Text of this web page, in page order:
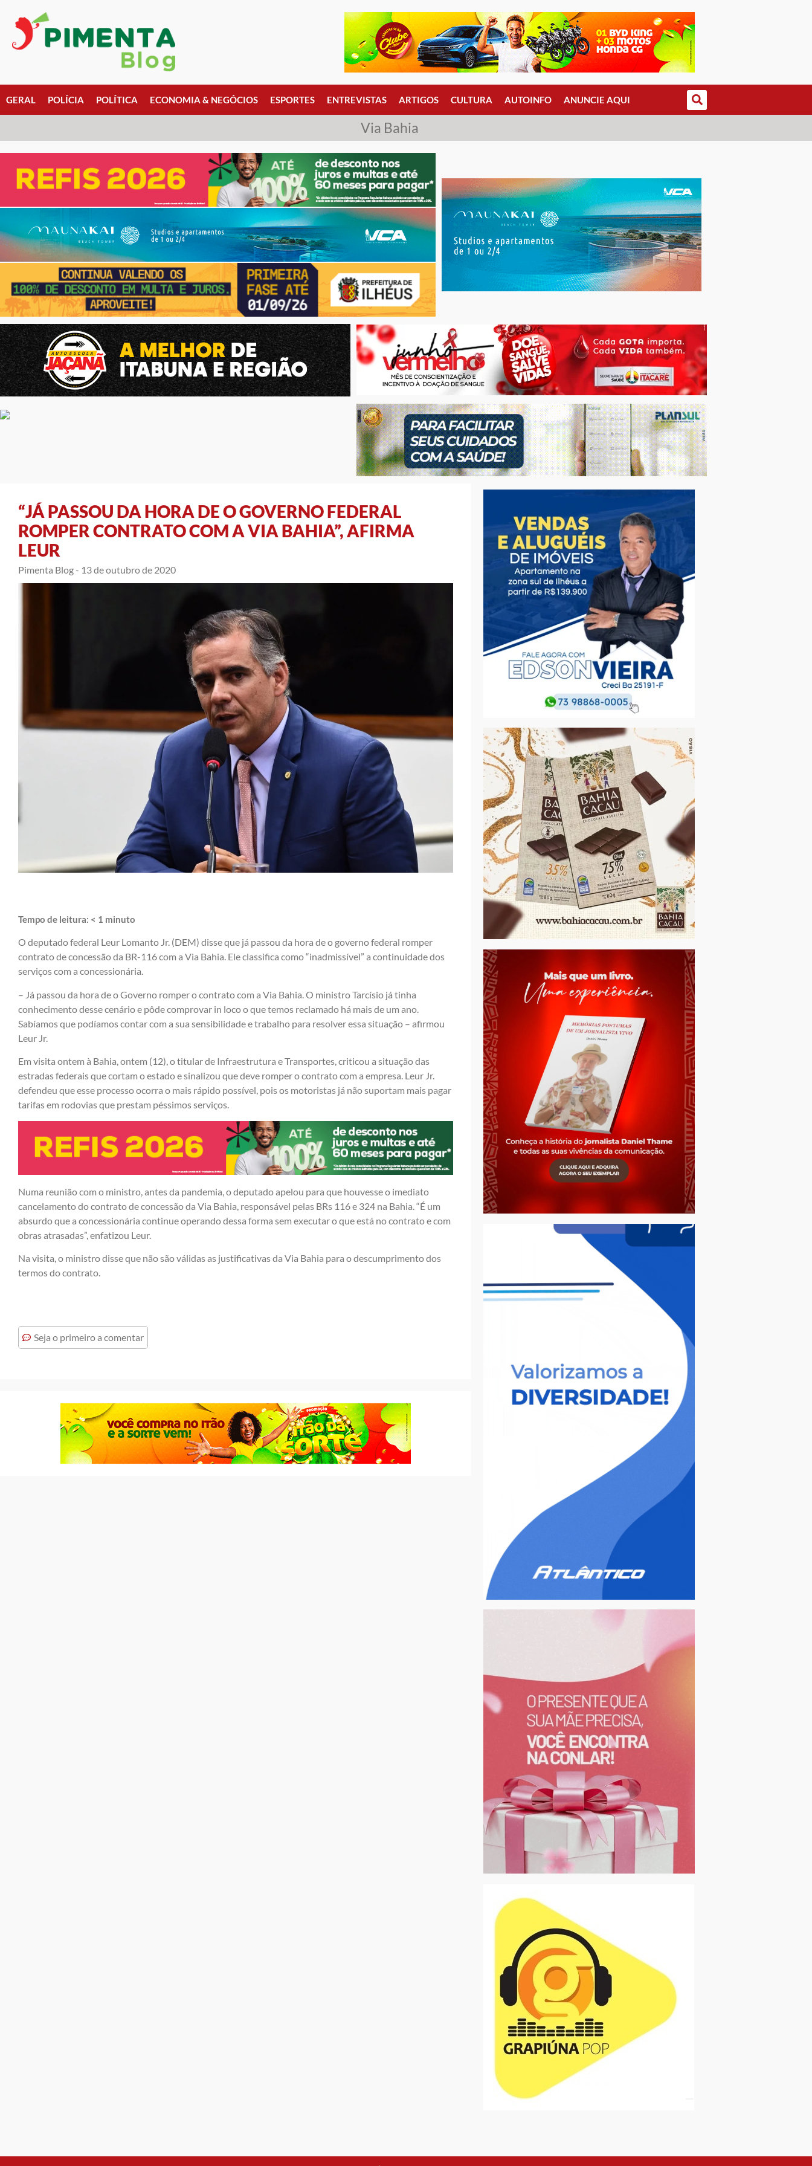
GERAL POLÍCIA POLÍTICA ECONOMIA & NEGÓCIOS ESPORTES ENTREVISTAS ARTIGOS CULTURA AUTOINFO ANUNCIE AQUI
Via Bahia
“JÁ PASSOU DA HORA DE O GOVERNO FEDERAL
ROMPER CONTRATO COM A VIA BAHIA”, AFIRMA
LEUR
Pimenta Blog - 13 de outubro de 2020
Tempo de leitura: < 1 minuto
O deputado federal Leur Lomanto Jr. (DEM) disse que já passou da hora de o governo federal romper
contrato de concessão da BR-116 com a Via Bahia. Ele classifica como “inadmissível” a continuidade dos
serviços com a concessionária.
– Já passou da hora de o Governo romper o contrato com a Via Bahia. O ministro Tarcísio já tinha
conhecimento desse cenário e pôde comprovar in loco o que temos reclamado há mais de um ano.
Sabíamos que podíamos contar com a sua sensibilidade e trabalho para resolver essa situação – afirmou
Leur Jr.
Em visita ontem à Bahia, ontem (12), o titular de Infraestrutura e Transportes, criticou a situação das
estradas federais que cortam o estado e sinalizou que deve romper o contrato com a empresa. Leur Jr.
defendeu que esse processo ocorra o mais rápido possível, pois os motoristas já não suportam mais pagar
tarifas em rodovias que prestam péssimos serviços.
Numa reunião com o ministro, antes da pandemia, o deputado apelou para que houvesse o imediato
cancelamento do contrato de concessão da Via Bahia, responsável pelas BRs 116 e 324 na Bahia. “É um
absurdo que a concessionária continue operando dessa forma sem executar o que está no contrato e com
obras atrasadas”, enfatizou Leur.
Na visita, o ministro disse que não são válidas as justificativas da Via Bahia para o descumprimento dos
termos do contrato.
Seja o primeiro a comentar